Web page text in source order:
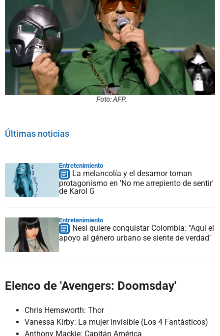
Foto: AFP.
Últimas noticias
Entretenimiento
La melancolía y el desamor toman
protagonismo en 'No me arrepiento de sentir'
de Karol G
Entretenimiento
Nesi quiere conquistar Colombia: "Aquí el
apoyo al género urbano se siente de verdad"
Elenco de 'Avengers: Doomsday'
Chris Hemsworth: Thor
Vanessa Kirby: La mujer invisible (Los 4 Fantásticos)
Anthony Mackie: Capitán América